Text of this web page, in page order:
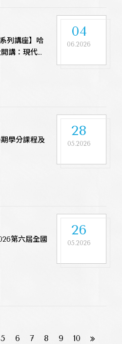
04
06.2026
列講座】哈
講：現代
28
05.2026
期學分課程及
26
05.2026
第六屆全國
5 6 7 8 9 10